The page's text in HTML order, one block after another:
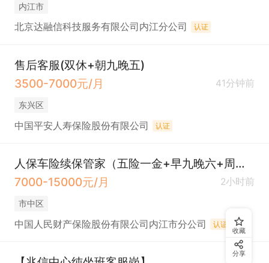
内江市
北京达融信科技服务有限公司内江分公司 认证
售后客服(双休+朝九晚五)
3500-7000元/月
41分钟前
东兴区
中国平安人寿保险股份有限公司 认证
人保车险续保管家（五险一金+早九晚六+周末单休/双休）
7000-15000元/月
2小时前
市中区
中国人民财产保险股份有限公司内江市分公司 认证
收藏
分享